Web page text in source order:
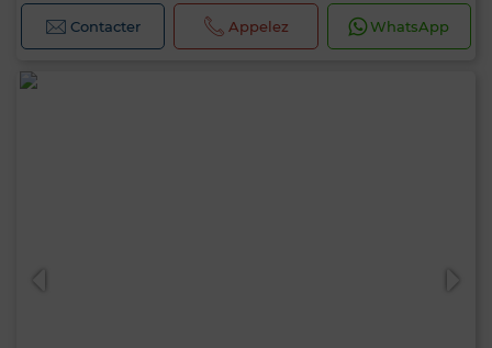
Contacter Appelez WhatsApp